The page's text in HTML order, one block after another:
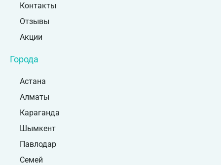
Контакты
Отзывы
Акции
Города
Астана
Алматы
Караганда
Шымкент
Павлодар
Семей